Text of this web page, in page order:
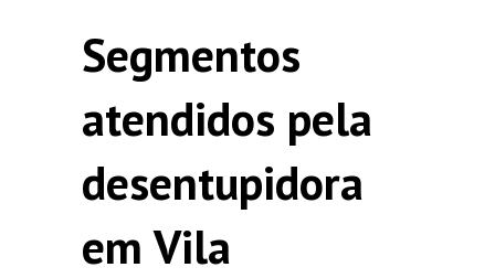
Segmentos
atendidos pela
desentupidora
em Vila